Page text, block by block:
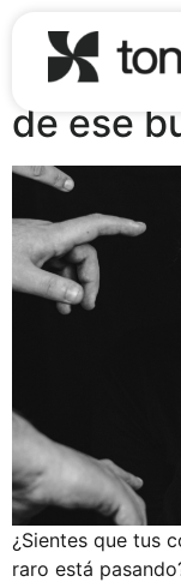
¿Por
hablan
de ese
¿Sientes que tus
raro está